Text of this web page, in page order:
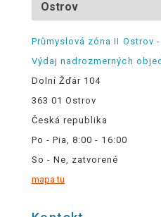
Průmyslová zóna II Ostrov
Výdaj nadrozmerných
Dolní Žďár 104
363 01 Ostrov
Česká republika
Po - Pia, 8:00 - 16:00
So - Ne, zatvorené
mapa tu